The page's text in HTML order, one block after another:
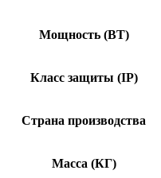
Мощность (ВТ)
Класс защиты (IP)
Страна производства
Масса (КГ)